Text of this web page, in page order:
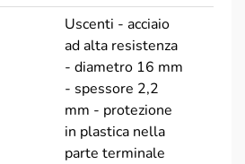
Uscenti - acciaio
ad alta resistenza
- diametro 16 mm
- spessore 2,2
mm - protezione
in plastica nella
parte terminale